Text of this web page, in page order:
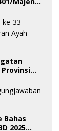
Provinsi
Bahas
2025